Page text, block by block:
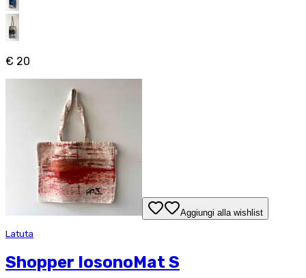
€ 20
Aggiungi alla wishlist
Latuta
Shopper IosonoMat S